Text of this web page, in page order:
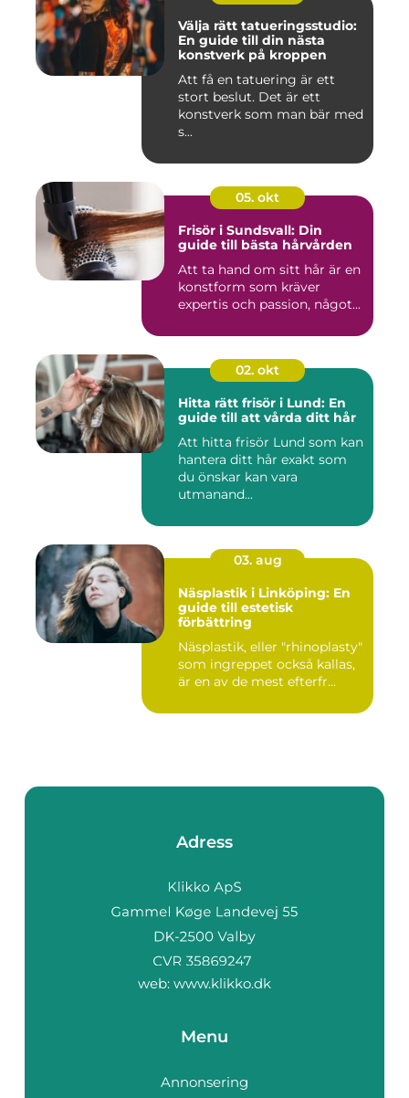
Välja rätt tatueringsstudio:
En guide till din nästa
konstverk på kroppen
Att få en tatuering är ett
stort beslut. Det är ett
konstverk som man bär med
s...
05. okt
Frisör i Sundsvall: Din
guide till bästa hårvården
Att ta hand om sitt hår är en
konstform som kräver
expertis och passion, något...
02. okt
Hitta rätt frisör i Lund: En
guide till att vårda ditt hår
Att hitta frisör Lund som kan
hantera ditt hår exakt som
du önskar kan vara
utmanand...
03. aug
Näsplastik i Linköping: En
guide till estetisk
förbättring
Näsplastik, eller "rhinoplasty"
som ingreppet också kallas,
är en av de mest efterfr...
Adress
web: www.klikko.dk
Menu
Annonsering